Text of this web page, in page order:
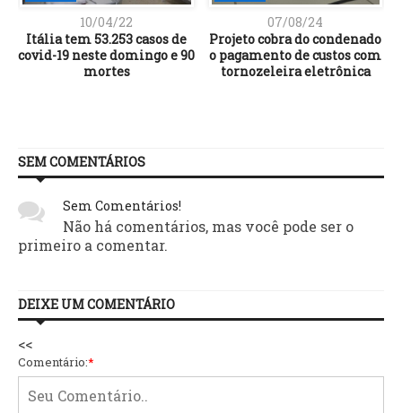
10/04/22
Itália tem 53.253 casos de
covid-19 neste domingo e 90
mortes
07/08/24
Projeto cobra do condenado
o pagamento de custos com
tornozeleira eletrônica
SEM COMENTÁRIOS
Sem Comentários!
Não há comentários, mas você pode ser o
primeiro a comentar.
DEIXE UM COMENTÁRIO
<<
Comentário:*